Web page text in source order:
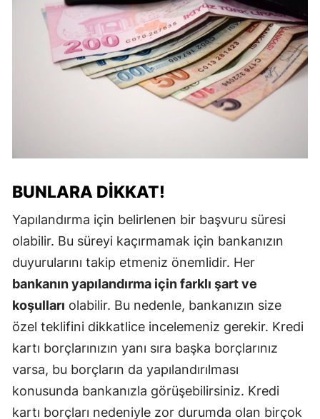
BUNLARA DIKKAT!
Yapılandırma için belirlenen bir başvuru süresi
olabilir. Bu süreyi kaçırmamak için bankanızın
duyurularını takip etmeniz önemlidir. Her
bankanın yapılandırma için farklı şart ve
koşulları olabilir. Bu nedenle, bankanızın size
özel teklifini dikkatlice incelemeniz gerekir. Kredi
kartı borçlarınızın yanı sıra başka borçlarınız
varsa, bu borçların da yapılandırılması
konusunda bankanızla görüşebilirsiniz. Kredi
kartı borçları nedeniyle zor durumda olan birçok